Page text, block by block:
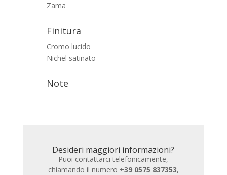
Zama
Finitura
Cromo lucido
Nichel satinato
Note
Desideri maggiori informazioni?
Puoi contattarci telefonicamente,
chiamando il numero +39 0575 837353,